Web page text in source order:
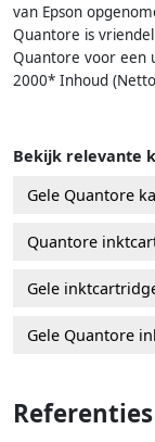
van Epson
Quantore is
Quantore voor een
2000* Inhoud
Bekijk relevante
Gele Quantore
Quantore
Gele
Gele Quantore
Referenties